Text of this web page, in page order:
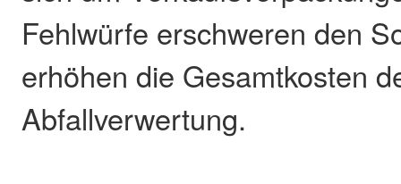
Fehlwürfe erschweren den
erhöhen die Gesamtkosten
Abfallverwertung.